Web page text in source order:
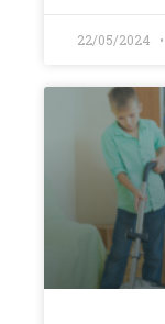
22/05/2024